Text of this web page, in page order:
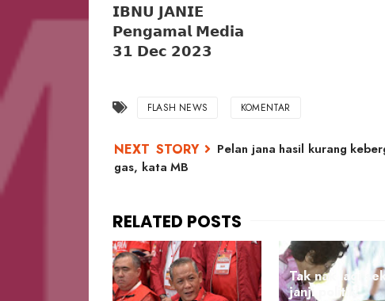
𝗜𝗕𝗡𝗨 𝗝𝗔𝗡𝗜𝗘
𝗣𝗲𝗻𝗴𝗮𝗺𝗮𝗹 𝗠𝗲𝗱𝗶𝗮
𝟯𝟭 𝗗𝗲𝗰 𝟮𝟬𝟮𝟯
FLASH NEWS KOMENTAR
Pelan jana hasil kurang
gas, kata MB
Tak nak lagi
janji politik: